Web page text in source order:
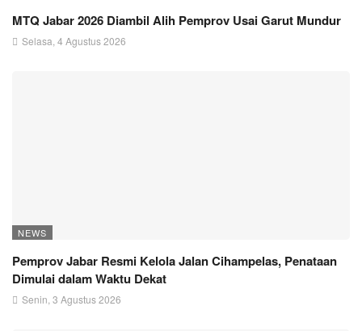
MTQ Jabar 2026 Diambil Alih Pemprov Usai Garut Mundur
Selasa, 4 Agustus 2026
NEWS
Pemprov Jabar Resmi Kelola Jalan Cihampelas, Penataan
Dimulai dalam Waktu Dekat
Senin, 3 Agustus 2026